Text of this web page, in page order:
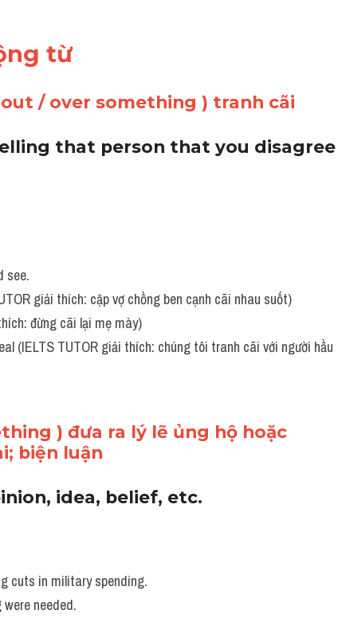
từ
/ over something ) tranh cãi
that person that you disagree
see.
giải thích: cặp vợ chồng ben cạnh cãi nhau suốt)
đừng cãi lại mẹ mày)
(IELTS TUTOR giải thích: chúng tôi tranh cãi với người hầu
) đưa ra lý lẽ ủng hộ hoặc
biện luận
idea, belief, etc.
cuts in military spending.
needed.